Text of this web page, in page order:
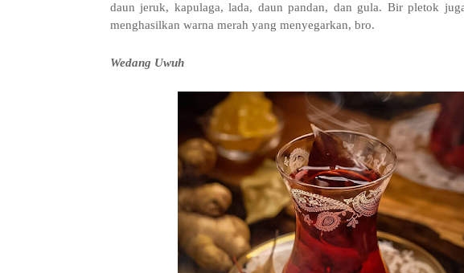
daun jeruk, kapulaga, lada, daun pandan, dan gula. Bir pletok
menghasilkan warna merah yang menyegarkan, bro.
Wedang Uwuh